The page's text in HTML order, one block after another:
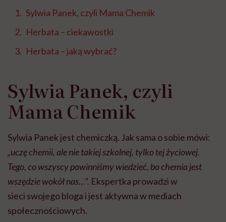
Sylwia Panek, czyli Mama Chemik
Herbata – ciekawostki
Herbata – jaką wybrać?
Sylwia Panek, czyli
Mama Chemik
Sylwia Panek jest chemiczką. Jak sama o sobie mówi:
„uczę chemii, ale nie takiej szkolnej, tylko tej życiowej.
Tego, co wszyscy powinniśmy wiedzieć, bo chemia jest
wszędzie wokół nas…”. Ekspertka prowadzi w
sieci swojego bloga i jest aktywna w mediach
społecznościowych.